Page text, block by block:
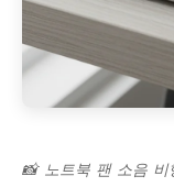
📸 노트북 팬 소음 비